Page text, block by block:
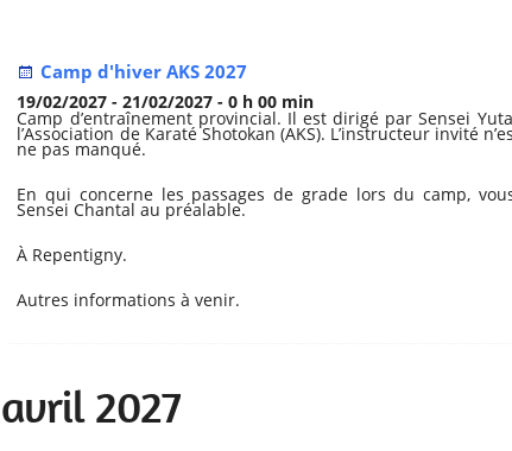
Camp d'hiver AKS 2027
19/02/2027 - 21/02/2027 - 0 h 00 min
Camp d’entraînement provincial. Il est dirigé par Sensei
l’Association de Karaté Shotokan (AKS). L’instructeur invité
ne pas manqué.
En qui concerne les passages de grade lors du camp,
Sensei Chantal au préalable.
À Repentigny.
Autres informations à venir.
avril 2027